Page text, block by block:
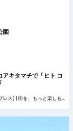
園
アキタマチで「ヒト コ